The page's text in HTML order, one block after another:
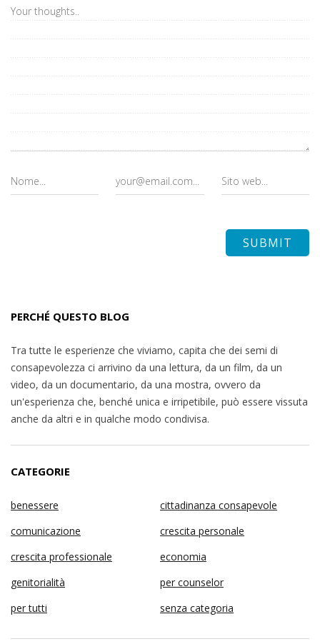
PERCHÉ QUESTO BLOG
Tra tutte le esperienze che viviamo, capita che dei semi di
consapevolezza ci arrivino da una lettura, da un film, da un
video, da un documentario, da una mostra, ovvero da
un'esperienza che, benché unica e irripetibile, può essere vissuta
anche da altri e in qualche modo condivisa.
CATEGORIE
benessere
cittadinanza consapevole
comunicazione
crescita personale
crescita professionale
economia
genitorialità
per counselor
per tutti
senza categoria